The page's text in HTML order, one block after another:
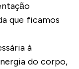
que ficamos
à
do corpo,